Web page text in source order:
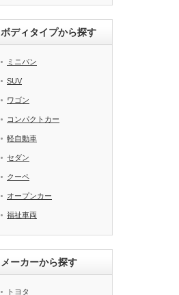
ボディタイプから探す
ミニバン
SUV
ワゴン
コンパクトカー
軽自動車
セダン
クーペ
オープンカー
福祉車両
メーカーから探す
トヨタ